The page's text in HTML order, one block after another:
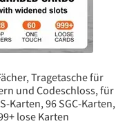
Tragetasche für
und Codeschloss, für
Karten, 96 SGC-Karten,
lose Karten